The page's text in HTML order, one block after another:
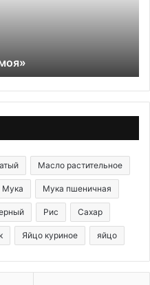
Масло растительное
Мука Мука пшеничная
Рис Сахар
Яйцо куриное яйцо